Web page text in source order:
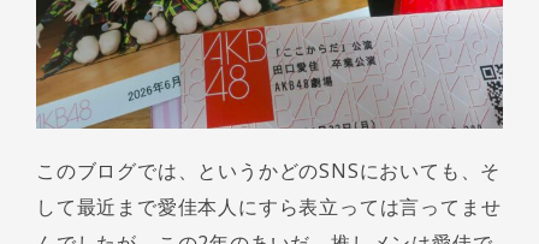
このブログでは、というかどのSNSにおいても、そ
して最近まで愛佳本人にすら表立っては言ってませ